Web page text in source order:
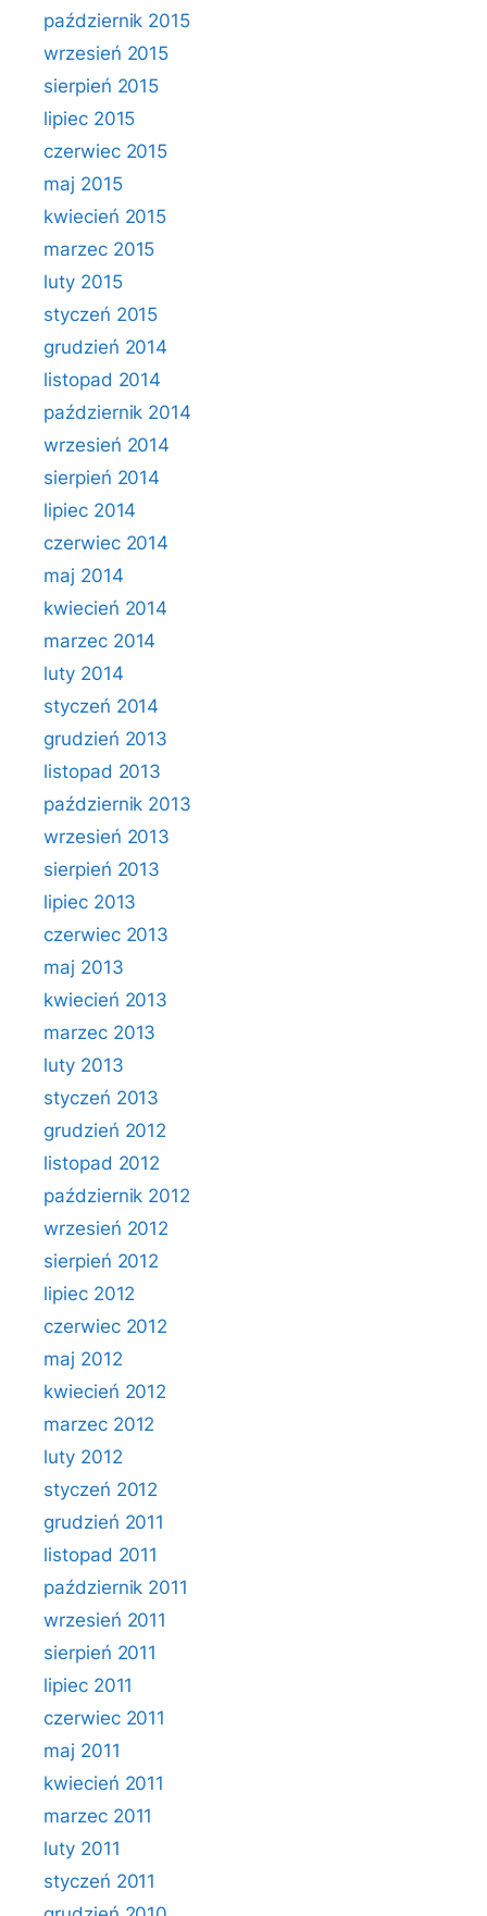
październik 2015
wrzesień 2015
sierpień 2015
lipiec 2015
czerwiec 2015
maj 2015
kwiecień 2015
marzec 2015
luty 2015
styczeń 2015
grudzień 2014
listopad 2014
październik 2014
wrzesień 2014
sierpień 2014
lipiec 2014
czerwiec 2014
maj 2014
kwiecień 2014
marzec 2014
luty 2014
styczeń 2014
grudzień 2013
listopad 2013
październik 2013
wrzesień 2013
sierpień 2013
lipiec 2013
czerwiec 2013
maj 2013
kwiecień 2013
marzec 2013
luty 2013
styczeń 2013
grudzień 2012
listopad 2012
październik 2012
wrzesień 2012
sierpień 2012
lipiec 2012
czerwiec 2012
maj 2012
kwiecień 2012
marzec 2012
luty 2012
styczeń 2012
grudzień 2011
listopad 2011
październik 2011
wrzesień 2011
sierpień 2011
lipiec 2011
czerwiec 2011
maj 2011
kwiecień 2011
marzec 2011
luty 2011
styczeń 2011